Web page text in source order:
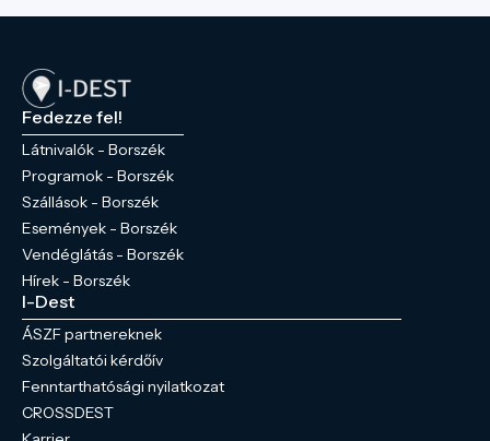
Fedezze fel!
Látnivalók - Borszék
Programok - Borszék
Szállások - Borszék
Események - Borszék
Vendéglátás - Borszék
Hírek - Borszék
I-Dest
ÁSZF partnereknek
Szolgáltatói kérdőív
Fenntarthatósági nyilatkozat
CROSSDEST